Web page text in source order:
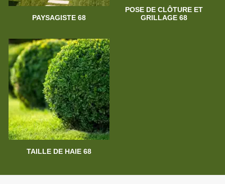
PAYSAGISTE 68
POSE DE CLÔTURE ET
GRILLAGE 68
TAILLE DE HAIE 68